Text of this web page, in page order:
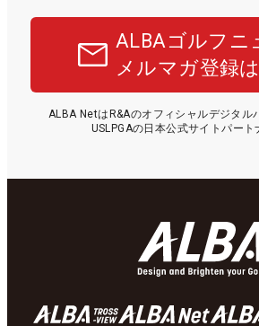
ALBAゴルフニ
メルマガ登録
ALBA NetはR&Aのオフィシャルデジタル
USLPGAの日本公式サイトパート